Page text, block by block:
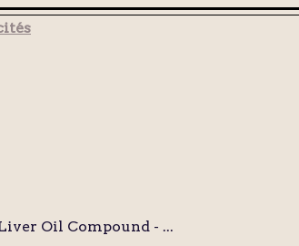
Oil Compound - ...